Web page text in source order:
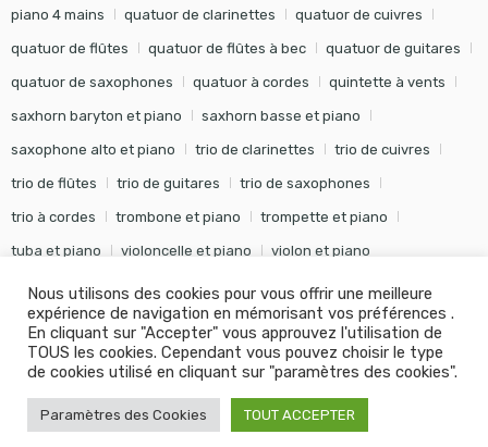
piano 4 mains quatuor de clarinettes quatuor de cuivres
quatuor de flûtes quatuor de flûtes à bec quatuor de guitares
quatuor de saxophones quatuor à cordes quintette à vents
saxhorn baryton et piano saxhorn basse et piano
saxophone alto et piano trio de clarinettes trio de cuivres
trio de flûtes trio de guitares trio de saxophones
trio à cordes trombone et piano trompette et piano
tuba et piano violoncelle et piano violon et piano
© Editions Soldano - Tous droits réservés - Conception Khalid
KANOUF Agence Digitale
Nous utilisons des cookies pour vous offrir une meilleure
expérience de navigation en mémorisant vos préférences .
En cliquant sur "Accepter" vous approuvez l'utilisation de
TOUS les cookies. Cependant vous pouvez choisir le type
de cookies utilisé en cliquant sur "paramètres des cookies".
Paramètres des Cookies TOUT ACCEPTER